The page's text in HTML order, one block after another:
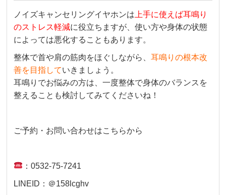
ノイズキャンセリングイヤホンは 上手に使えば耳鳴り
のストレス軽減に役立ちますが、使い方や身体の状態
によっては悪化することもあります。
整体で首や肩の筋肉をほぐしながら、耳鳴りの根本改
善を目指していきましょう。
耳鳴りでお悩みの方は、一度整体で身体のバランスを
整えることも検討してみてくださいね！
ご予約・お問い合わせはこちらから
：0532-75-7241
LINEID：＠158lcghv